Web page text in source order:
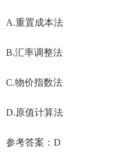
A.重置成本法
B.汇率调整法
C.物价指数法
D.原值计算法
参考答案：D